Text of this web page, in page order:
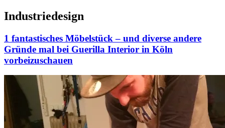
Industriedesign
1 fantastisches Möbelstück – und diverse andere
Gründe mal bei Guerilla Interior in Köln
vorbeizuschauen